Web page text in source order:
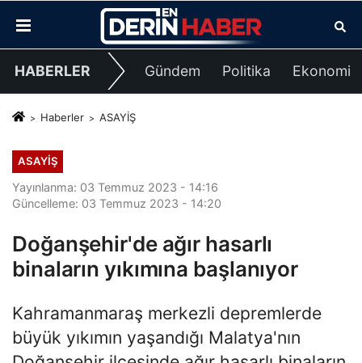
HABERLER Gündem Politika Ekonomi
Haberler ASAYİŞ
ASAYİŞ
Yayınlanma: 03 Temmuz 2023 - 14:16
Güncelleme: 03 Temmuz 2023 - 14:20
Doğanşehir'de ağır hasarlı
binaların yıkımına başlanıyor
Kahramanmaraş merkezli depremlerde
büyük yıkımın yaşandığı Malatya'nın